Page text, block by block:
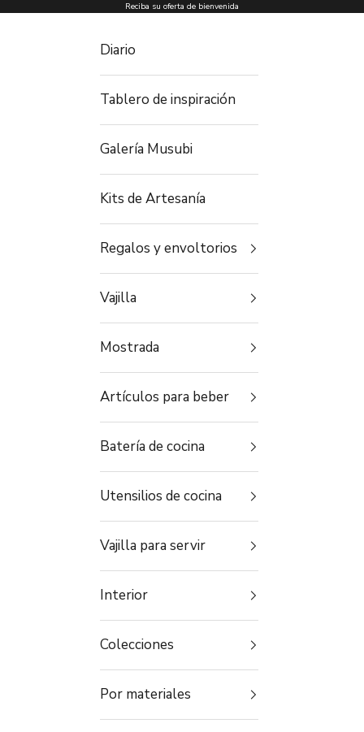
Ir al contenido Reciba su oferta de bienvenida
Diario
Tablero de inspiración
Galería Musubi
Kits de Artesanía
Regalos y envoltorios
Vajilla
Mostrada
Artículos para beber
Batería de cocina
Utensilios de cocina
Vajilla para servir
Interior
Colecciones
Por materiales